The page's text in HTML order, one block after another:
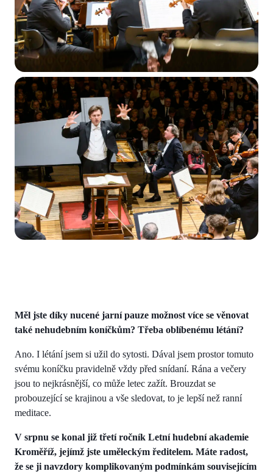
Měl jste díky nucené jarní pauze možnost více se věnovat
také nehudebním koníčkům? Třeba oblíbenému létání?
Ano. I létání jsem si užil do sytosti. Dával jsem prostor tomuto
svému koníčku pravidelně vždy před snídaní. Rána a večery
jsou to nejkrásnější, co může letec zažít. Brouzdat se
probouzející se krajinou a vše sledovat, to je lepší než ranní
meditace.
V srpnu se konal již třetí ročník Letní hudební akademie
Kroměříž, jejímž jste uměleckým ředitelem. Máte radost,
že se ji navzdory komplikovaným podmínkám souvisejícím